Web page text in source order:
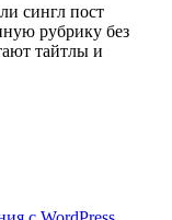
сингл пост
рубрику без
тайтлы и